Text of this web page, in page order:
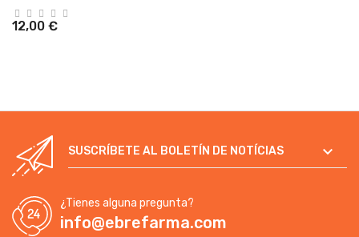
12,00 €
SUSCRÍBETE AL BOLETÍN DE NOTÍCIAS 
¿Tienes alguna pregunta?
info@ebrefarma.com